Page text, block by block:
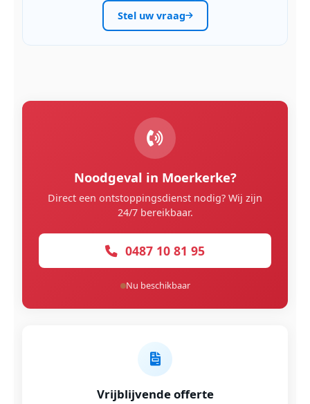
Stel uw vraag
Noodgeval in Moerkerke?
Direct een ontstoppingsdienst nodig? Wij zijn
24/7 bereikbaar.
0487 10 81 95
Nu beschikbaar
Vrijblijvende offerte